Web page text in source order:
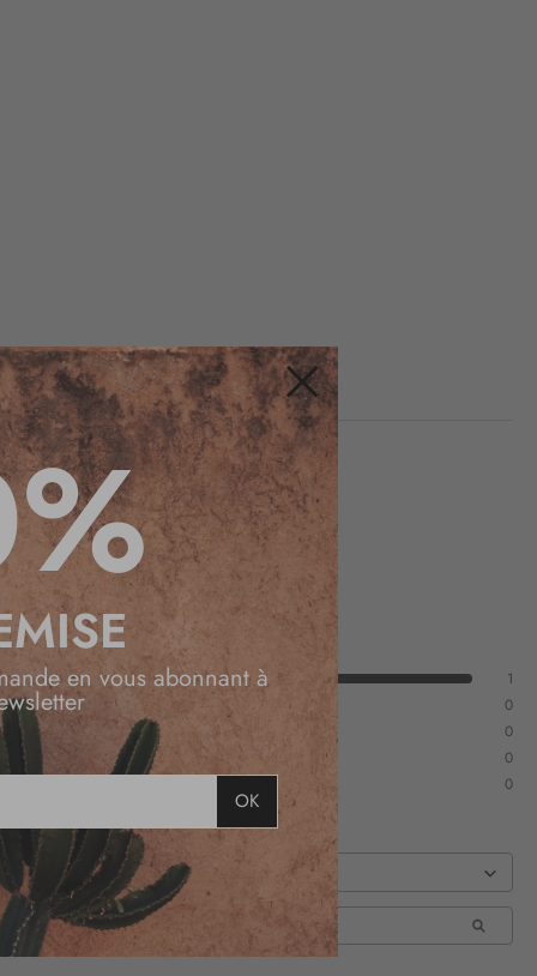
1
0
0
0
0
Fermer
en vous abonnant à
OK